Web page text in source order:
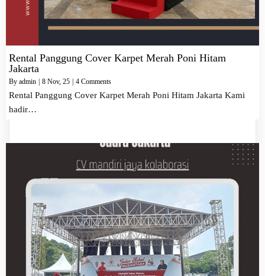
Rental Panggung Cover Karpet Merah Poni Hitam
Jakarta
By admin 8 Nov, 25 4 Comments
Rental Panggung Cover Karpet Merah Poni Hitam Jakarta Kami
hadir…